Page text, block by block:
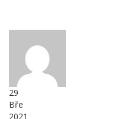
29
Bře
2021